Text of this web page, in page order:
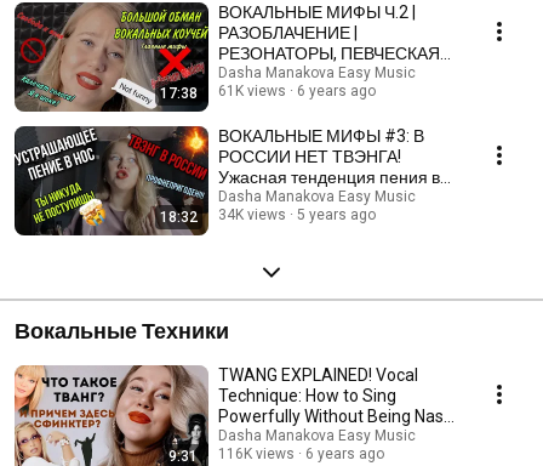
17:38
ВОКАЛЬНЫЕ МИФЫ Ч.2 |
РАЗОБЛАЧЕНИЕ |
РЕЗОНАТОРЫ, ПЕВЧЕСКАЯ
ПОЗИЦИЯ Hellscream
academy, ГОРТАНЬ и др.
Dasha Manakova Easy Music
61K views
6 years ago
18:32
ВОКАЛЬНЫЕ МИФЫ #3: В
РОССИИ НЕТ ТВЭНГА!
Ужасная тенденция пения в
нос, учебные заведения в
России
Dasha Manakova Easy Music
34K views
5 years ago
Вокальные Техники
9:31
TWANG EXPLAINED! Vocal
Technique: How to Sing
Powerfully Without Being Nasal,
and What Does a Sph...
Dasha Manakova Easy Music
116K views
6 years ago